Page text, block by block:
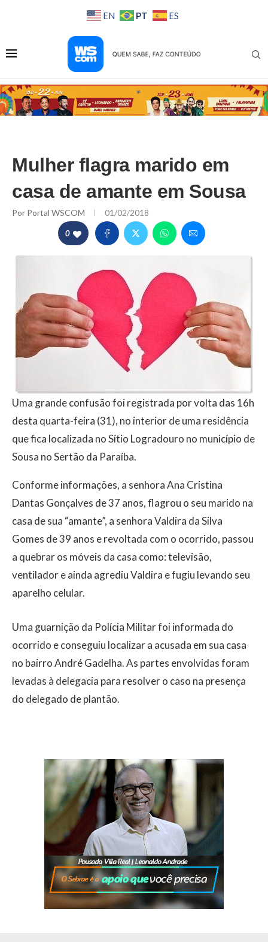
EN PT ES
Mulher flagra marido em
casa de amante em Sousa
Por Portal WSCOM 01/02/2018
0
Uma grande confusão foi registrada por volta das 16h
desta quarta-feira (31), no interior de uma residência
que fica localizada no Sítio Logradouro no município de
Sousa no Sertão da Paraíba.
Conforme informações, a senhora Ana Cristina
Dantas Gonçalves de 37 anos, flagrou o seu marido na
casa de sua “amante”, a senhora Valdira da Silva
Gomes de 39 anos e revoltada com o ocorrido, passou
a quebrar os móveis da casa como: televisão,
ventilador e ainda agrediu Valdira e fugiu levando seu
aparelho celular.
Uma guarnição da Polícia Militar foi informada do
ocorrido e conseguiu localizar a acusada em sua casa
no bairro André Gadelha. As partes envolvidas foram
levadas à delegacia para resolver o caso na presença
do delegado de plantão.